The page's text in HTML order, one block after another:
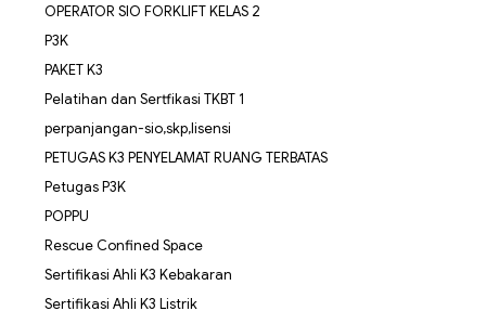
OPERATOR SIO FORKLIFT KELAS 2
P3K
PAKET K3
Pelatihan dan Sertfikasi TKBT 1
perpanjangan-sio,skp,lisensi
PETUGAS K3 PENYELAMAT RUANG TERBATAS
Petugas P3K
POPPU
Rescue Confined Space
Sertifikasi Ahli K3 Kebakaran
Sertifikasi Ahli K3 Listrik